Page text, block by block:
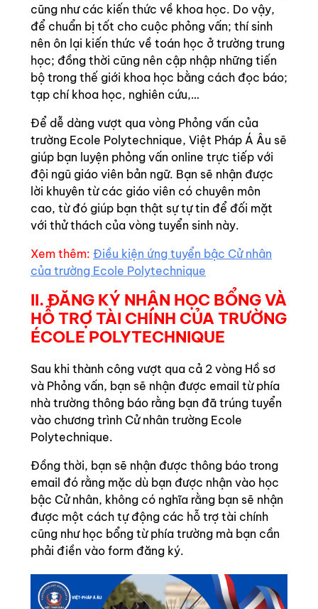
cũng như các kiến thức về khoa học. Do vậy,
để chuẩn bị tốt cho cuộc phỏng vấn; thí sinh
nên ôn lại kiến thức về toán học ở trường trung
học; đồng thời cũng nên cập nhập những tiến
bộ trong thế giới khoa học bằng cách đọc báo;
tạp chí khoa học, nghiên cứu,…
Để dễ dàng vượt qua vòng Phỏng vấn của
trường Ecole Polytechnique, Việt Pháp Á Âu sẽ
giúp bạn luyện phỏng vấn online trực tiếp với
đội ngũ giáo viên bản ngữ. Bạn sẽ nhận được
lời khuyên từ các giáo viên có chuyên môn
cao, từ đó giúp bạn thật sự tự tin để đối mặt
với thử thách của vòng tuyển sinh này.
Xem thêm: Điều kiện ứng tuyển bậc Cử nhân
của trường Ecole Polytechnique
II. ĐĂNG KÝ NHẬN HỌC BỔNG VÀ
HỖ TRỢ TÀI CHÍNH CỦA TRƯỜNG
ÉCOLE POLYTECHNIQUE
Sau khi thành công vượt qua cả 2 vòng Hồ sơ
và Phỏng vấn, bạn sẽ nhận được email từ phía
nhà trường thông báo rằng bạn đã trúng tuyển
vào chương trình Cử nhân trường Ecole
Polytechnique.
Đồng thời, bạn sẽ nhận được thông báo trong
email đó rằng mặc dù bạn được nhận vào học
bậc Cử nhân, không có nghĩa rằng bạn sẽ nhận
được một cách tự động các hỗ trợ tài chính
cũng như học bổng từ phía trường mà bạn cần
phải điền vào form đăng ký.